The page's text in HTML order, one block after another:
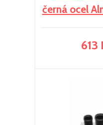
černá ocel
613